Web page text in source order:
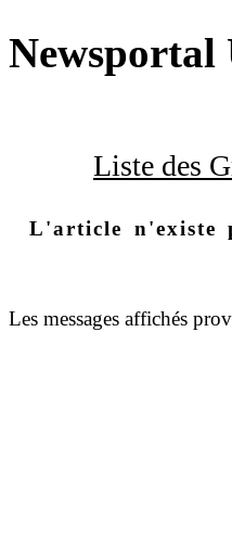
Newsportal
Liste des
L'article n'existe
Les messages affichés